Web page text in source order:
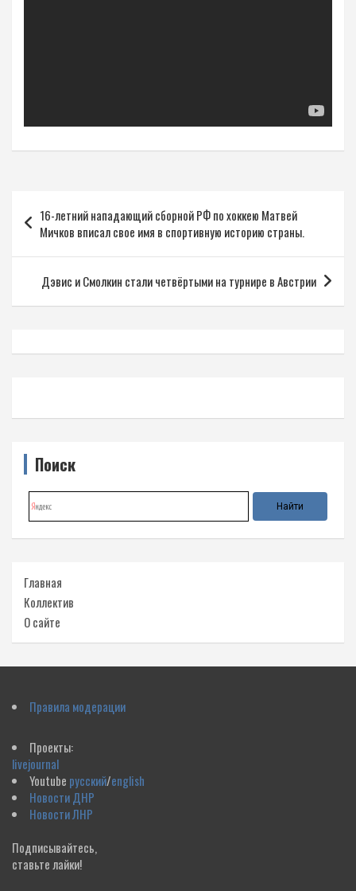
по
записям
16-летний нападающий сборной РФ по хоккею Матвей
Мичков вписал свое имя в спортивную историю страны.
Дэвис и Смолкин стали четвёртыми на турнире в Австрии
Поиск
Главная
Коллектив
О сайте
Правила модерации
Проекты:
livejournal
Youtube русский/english
Новости ДНР
Новости ЛНР
Подписывайтесь,
ставьте лайки!